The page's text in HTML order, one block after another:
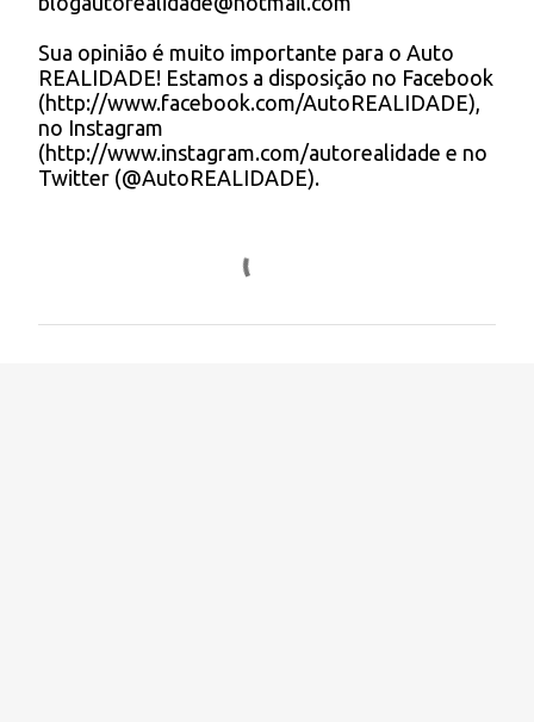
u
c
o
m
e
n
t
Sua opinião é muito importante para o Auto
REALIDADE! Estamos a disposição no Facebook
(http://www.facebook.com/AutoREALIDADE),
no Instagram
(http://www.instagram.com/autorealidade e no
Twitter (@AutoREALIDADE).